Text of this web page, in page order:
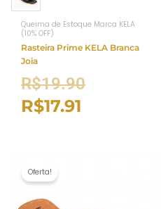
Queima de Estoque Marca KELA
(10% OFF)
Rasteira Prime KELA Branca
Joia
R$19.90
R$17.91
Oferta!